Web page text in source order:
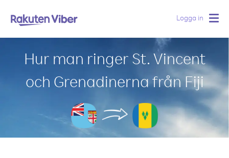
Logga in
Hur man ringer St. Vincent
och Grenadinerna från Fiji